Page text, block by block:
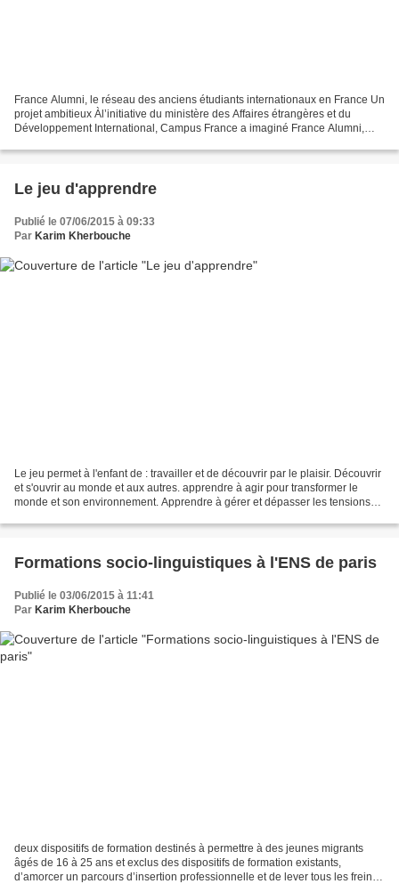
France Alumni, le réseau des anciens étudiants internationaux en France Un
projet ambitieux Àl’initiative du ministère des Affaires étrangères et du
Développement International, Campus France a imaginé France Alumni,
Le jeu d'apprendre
Publié le 07/06/2015 à 09:33
Par Karim Kherbouche
Le jeu permet à l'enfant de : travailler et de découvrir par le plaisir. Découvrir
et s'ouvrir au monde et aux autres. apprendre à agir pour transformer le
monde et son environnement. Apprendre à gérer et dépasser les tensions
Formations socio-linguistiques à l'ENS de paris
Publié le 03/06/2015 à 11:41
Par Karim Kherbouche
deux dispositifs de formation destinés à permettre à des jeunes migrants
âgés de 16 à 25 ans et exclus des dispositifs de formation existants,
d’amorcer un parcours d’insertion professionnelle et de lever tous les freins